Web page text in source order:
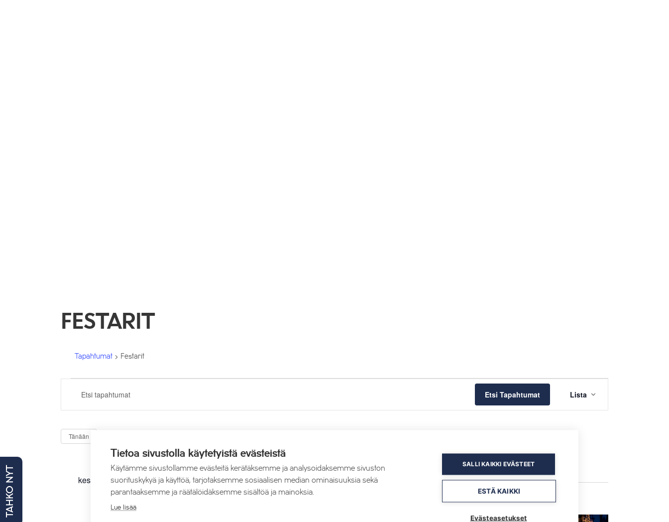
TAHKO NYT
FESTARIT
Tapahtumat Festarit
NÄKYMÄT
NAVIGOINTI
Syötä
Tapahtumat
hakusanalla.
Etsi Tapahtumat
VIEWS
NAVIGATION
Lista
Tänään
Valitse
päivä.
kesäkuu 2027
Tietoa sivustolla käytetyistä evästeistä
Käytämme sivustollamme evästeitä kerätäksemme ja analysoidaksemme sivuston
suorituskykyä ja käyttöä, tarjotaksemme sosiaalisen median ominaisuuksia sekä
parantaaksemme ja räätälöidäksemme sisältöä ja mainoksia.
Lue lisää
SALLI KAIKKI EVÄSTEET
ESTÄ KAIKKI
Evästeasetukset